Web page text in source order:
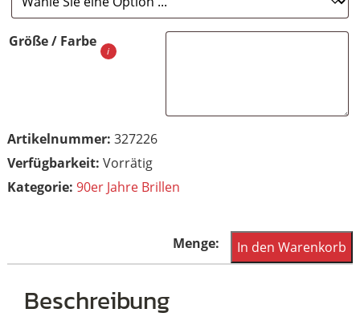
Größe / Farbe
Artikelnummer: 327226
Vorrätig
Kategorie: 90er Jahre Brillen
90er
Jahre
In den Warenkorb
Beschreibung